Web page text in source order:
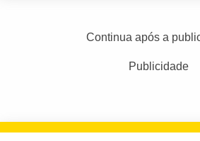
Continua após a
Publicidade